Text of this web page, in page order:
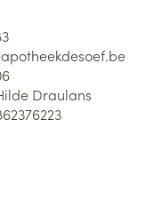
apotheekdesoef.be
Draulans